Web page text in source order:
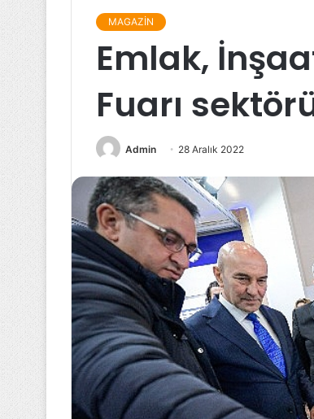
MAGAZİN
Emlak,
Fuarı
Admin 28 Aralık 2022